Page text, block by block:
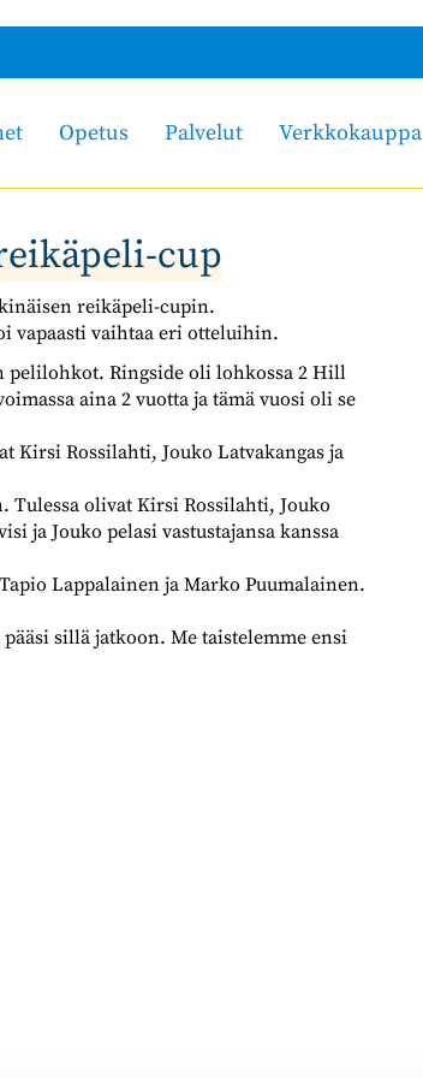
Opetus Palvelut Verkkokauppa
cup
reikäpeli-cupin.
vapaasti vaihtaa eri otteluihin.
pelilohkot. Ringside oli lohkossa 2 Hill
aina 2 vuotta ja tämä vuosi oli se
Kirsi Rossilahti, Jouko Latvakangas ja
Tulessa olivat Kirsi Rossilahti, Jouko
ja Jouko pelasi vastustajansa kanssa
Lappalainen ja Marko Puumalainen.
sillä jatkoon. Me taistelemme ensi